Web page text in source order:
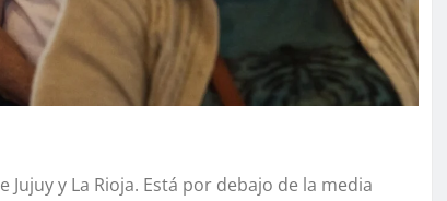
y La Rioja. Está por debajo de la media